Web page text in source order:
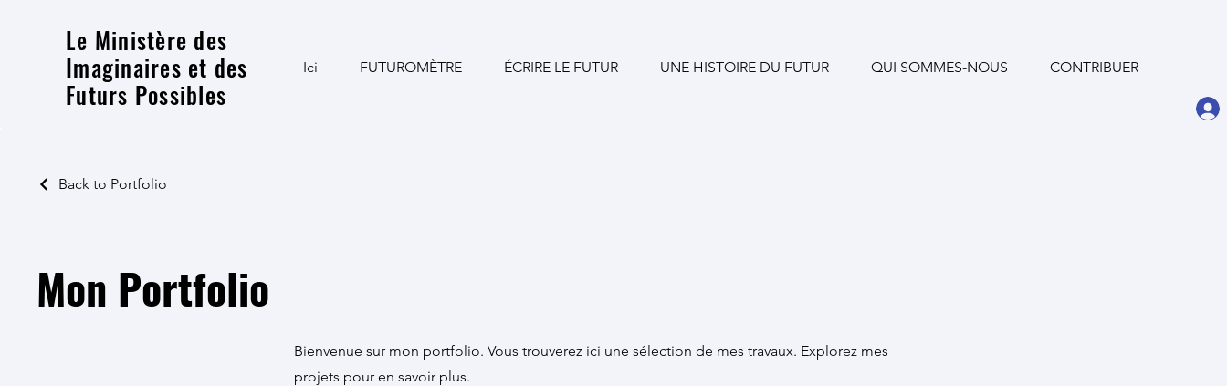
Le Ministère des
Imaginaires et des
Futurs Possibles
Ici FUTUROMÈTRE ÉCRIRE LE FUTUR UNE HISTOIRE DU FUTUR QUI SOMMES-NOUS CONTRIBUER
Back to Portfolio
Mon Portfolio
Bienvenue sur mon portfolio. Vous trouverez ici une sélection de mes travaux. Explorez mes
projets pour en savoir plus.